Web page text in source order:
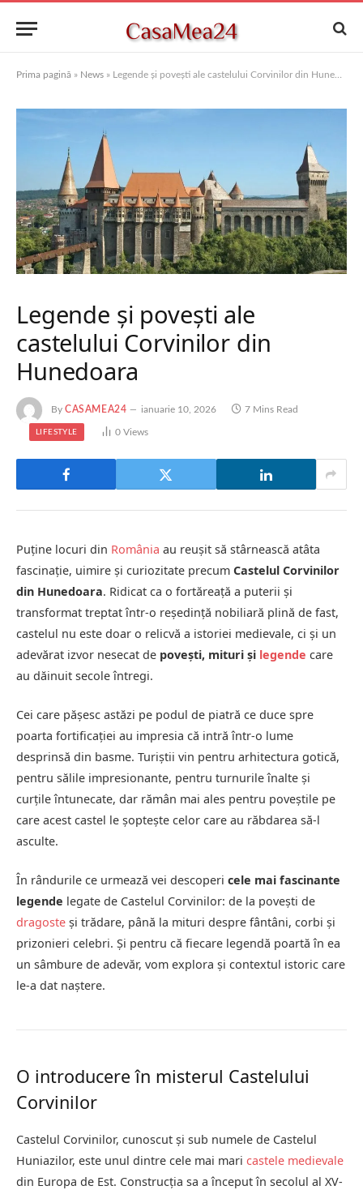
Prima pagină » News » Legende și povești ale castelului Corvinilor din Hunedoara
Legende și povești ale
castelului Corvinilor din
Hunedoara
By CASAMEA24 ianuarie 10, 2026 7 Mins Read
LIFESTYLE 0 Views
Puține locuri din România au reușit să stârnească atâta
fascinație, uimire și curiozitate precum Castelul Corvinilor
din Hunedoara. Ridicat ca o fortăreață a puterii și
transformat treptat într-o reședință nobiliară plină de fast,
castelul nu este doar o relicvă a istoriei medievale, ci și un
adevărat izvor nesecat de povești, mituri și legende care
au dăinuit secole întregi.
Cei care pășesc astăzi pe podul de piatră ce duce spre
poarta fortificației au impresia că intră într-o lume
desprinsă din basme. Turiștii vin pentru arhitectura gotică,
pentru sălile impresionante, pentru turnurile înalte și
curțile întunecate, dar rămân mai ales pentru poveștile pe
care acest castel le șoptește celor care au răbdarea să-l
asculte.
În rândurile ce urmează vei descoperi cele mai fascinante
legende legate de Castelul Corvinilor: de la povești de
dragoste și trădare, până la mituri despre fântâni, corbi și
prizonieri celebri. Și pentru că fiecare legendă poartă în ea
un sâmbure de adevăr, vom explora și contextul istoric care
le-a dat naștere.
O introducere în misterul Castelului
Corvinilor
Castelul Corvinilor, cunoscut și sub numele de Castelul
Huniazilor, este unul dintre cele mai mari castele medievale
din Europa de Est. Construcția sa a început în secolul al XV-